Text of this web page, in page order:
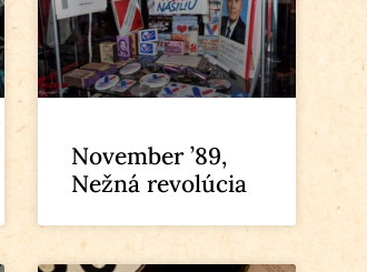
November ’89,
Nežná revolúcia